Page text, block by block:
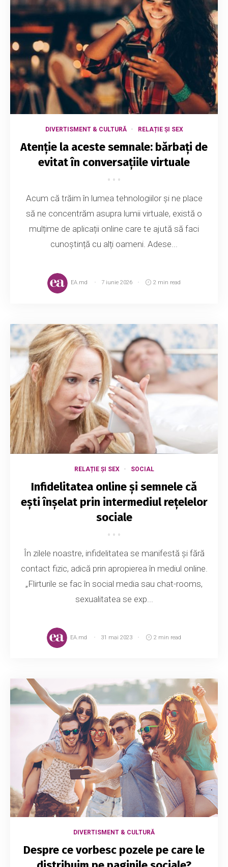
DIVERTISMENT & CULTURĂ RELAȚIE ȘI SEX
Atenție la aceste semnale: bărbați de
evitat în conversațiile virtuale
Acum că trăim în lumea tehnologiilor și ne place
să ne concentrăm asupra lumii virtuale, există o
mulțime de aplicații online care te ajută să faci
cunoștință cu alți oameni. Adese...
EA.md 7 iunie 2026 2 min read
RELAȚIE ȘI SEX SOCIAL
Infidelitatea online și semnele că
ești înșelat prin intermediul rețelelor
sociale
În zilele noastre, infidelitatea se manifestă şi fără
contact fizic, adică prin apropierea în mediul online.
„Flirturile se fac în social media sau chat-rooms,
sexualitatea se exp...
EA.md 31 mai 2023 2 min read
DIVERTISMENT & CULTURĂ
Despre ce vorbesc pozele pe care le